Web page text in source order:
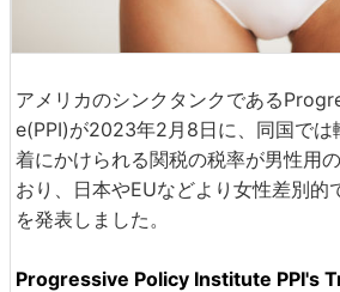
アメリカのシンクタンクである
e(PPI)が2023年2月8日に、同国では
着にかけられる関税の税率が男性用
おり、日本やEUなどより女性差別的
を発表しました。
Progressive Policy Institute PPI's